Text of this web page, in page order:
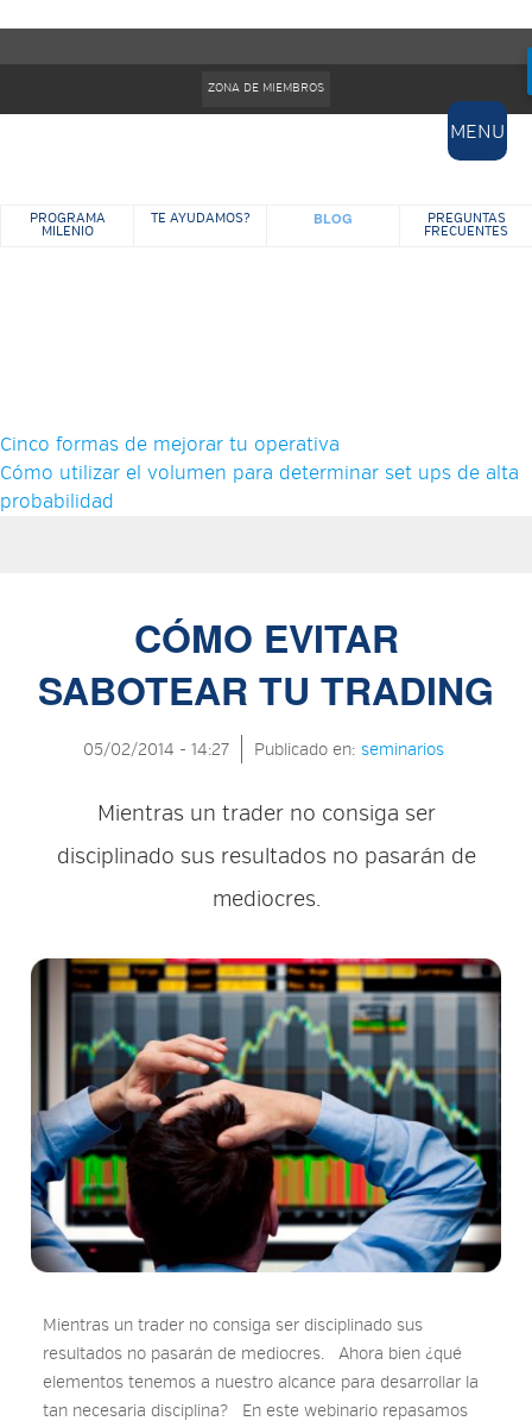
ZONA DE MIEMBROS
PROGRAMA
MILENIO
TE AYUDAMOS? BLOG
PREGUNTAS
FRECUENTES
MENU
Cinco formas de mejorar tu operativa
Cómo utilizar el volumen para determinar set ups de alta
probabilidad
CÓMO EVITAR
SABOTEAR TU TRADING
05/02/2014 - 14:27 Publicado en: seminarios
Mientras un trader no consiga ser
disciplinado sus resultados no pasarán de
mediocres.
Mientras un trader no consiga ser disciplinado sus
resultados no pasarán de mediocres. Ahora bien ¿qué
elementos tenemos a nuestro alcance para desarrollar la
tan necesaria disciplina? En este webinario repasamos